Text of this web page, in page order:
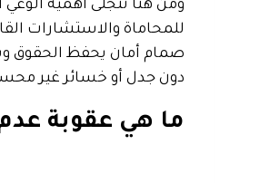
ومن هنا تتجلى أهمية
للمحاماة والاستشارات
صمام أمان يحفظ الحقوق
دون جدل أو خسائر غير
ما هي عقوبة عدم